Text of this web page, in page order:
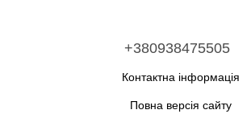
+380938475505
Контактна інформація
Повна версія сайту